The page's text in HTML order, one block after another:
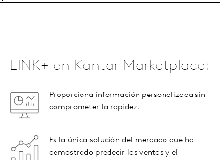
LINK+ en Kantar Marketplace:
Proporciona información personalizada sin
comprometer la rapidez.
Es la única solución del mercado que ha
demostrado predecir las ventas y el